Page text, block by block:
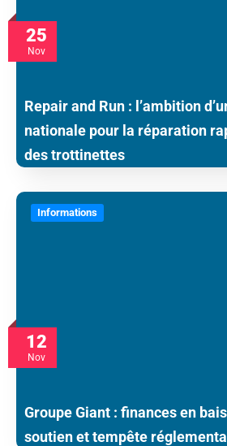
25
Nov
Repair and Run : l’ambition
nationale pour la réparation
des trottinettes
12
Nov
Informations
Groupe Giant : finances en
soutien et tempête